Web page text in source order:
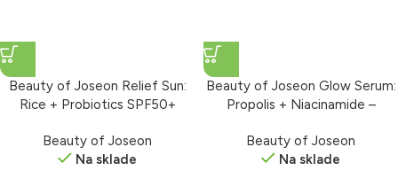
Beauty of Joseon Relief Sun:
Rice + Probiotics SPF50+
faktorom 50 ml
Beauty of Joseon
Na sklade
Beauty of Joseon Glow Serum:
Propolis + Niacinamide –
Beauty of Joseon
Na sklade